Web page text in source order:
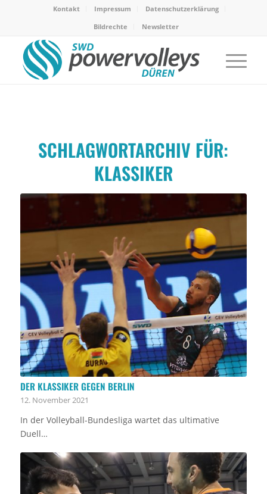
Kontakt Impressum
Datenschutzerklärung
Bildrechte
Newsletter
SCHLAGWORTARCHIV FÜR:
KLASSIKER
DER KLASSIKER GEGEN BERLIN
12. November 2021
In der Volleyball-Bundesliga wartet das ultimative
Duell…